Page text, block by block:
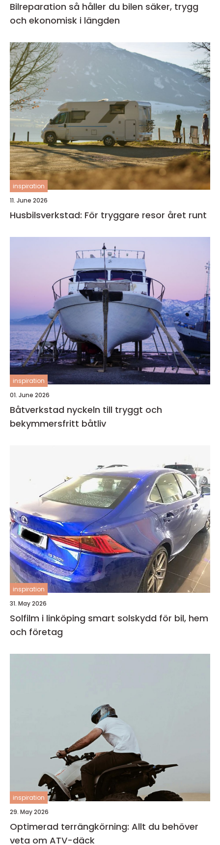
Bilreparation så håller du bilen säker, trygg
och ekonomisk i längden
inspiration
11. June 2026
Husbilsverkstad: För tryggare resor året runt
inspiration
01. June 2026
Båtverkstad nyckeln till tryggt och
bekymmersfritt båtliv
inspiration
31. May 2026
Solfilm i linköping smart solskydd för bil, hem
och företag
inspiration
29. May 2026
Optimerad terrängkörning: Allt du behöver
veta om ATV-däck